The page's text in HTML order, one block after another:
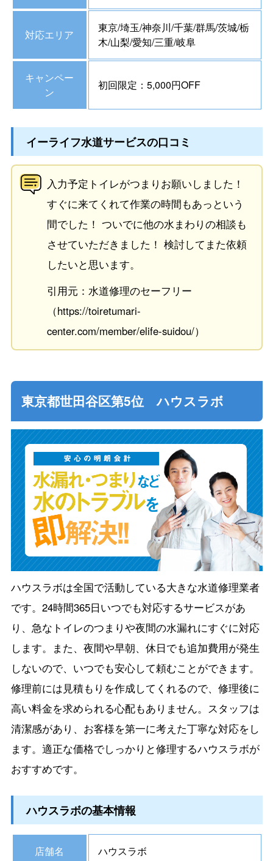
対応エリア
東京/埼玉/神奈川/千葉/群馬/茨城/栃
木/山梨/愛知/三重/岐阜
キャンペー
ン
初回限定：5,000円OFF
イーライフ水道サービスの口コミ
入力予定トイレがつまりお願いしました！
すぐに来てくれて作業の時間もあっという
間でした！ ついでに他の水まわりの相談も
させていただきました！ 検討してまた依頼
したいと思います。
引用元：水道修理のセーフリー
（https://toiretumari-
center.com/member/elife-suidou/）
東京都世田谷区第5位 ハウスラボ
ハウスラボは全国で活動している大きな水道修理業者
です。24時間365日いつでも対応するサービスがあ
り、急なトイレのつまりや夜間の水漏れにすぐに対応
します。また、夜間や早朝、休日でも追加費用が発生
しないので、いつでも安心して頼むことができます。
修理前には見積もりを作成してくれるので、修理後に
高い料金を求められる心配もありません。スタッフは
清潔感があり、お客様を第一に考えた丁寧な対応をし
ます。適正な価格でしっかりと修理するハウスラボが
おすすめです。
ハウスラボの基本情報
店舗名 ハウスラボ